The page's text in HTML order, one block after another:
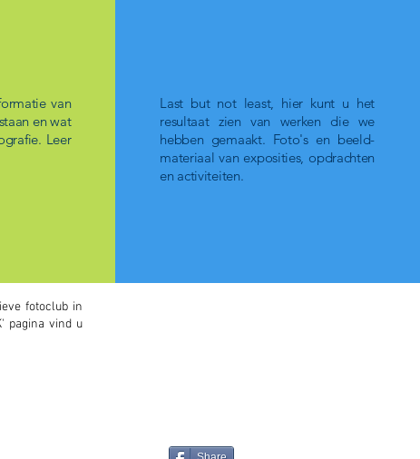
van
en wat
Leer
Last but not least, hier kunt u het
resultaat zien van werken die we
hebben gemaakt. Foto's en beeld-
materiaal van exposities, opdrachten
en activiteiten.
fotoclub in
pagina vind u